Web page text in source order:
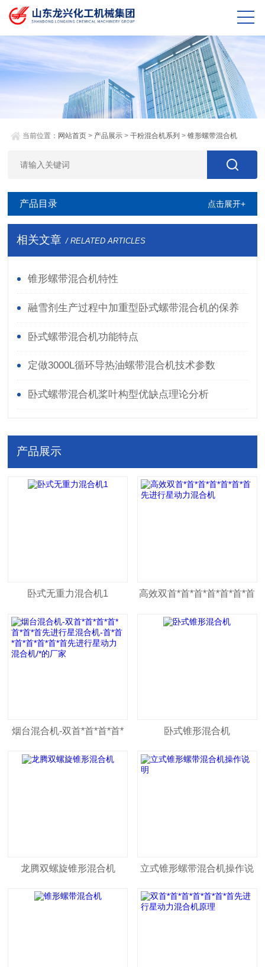
当前位置： 网站首页 > 产品展示 >干粉混合机系列 >锥形螺带混合机
产品目录 点击展开+
相关文章 / RELATED ARTICLES
锥形螺带混合机特性
融雪剂生产过程中加重型卧式螺带混合机的保养
与使用
卧式螺带混合机功能特点
定做3000L循环导热油螺带混合机技术参数
卧式螺带混合机桨叶构型优缺点理论分析
产品展示
卧式无重力混合机1 高效双首*首*首*首*首*首*首
先进行星动力混合机
烟台混合机-双首*首*首*首*
首*首*首先进行星混合机-首*
卧式锥形混合机
龙腾双螺旋锥形混合机 立式锥形螺带混合机操作说
明